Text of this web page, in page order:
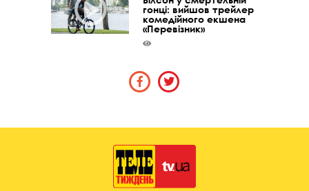
гонці: вийшов трейлер
комедійного екшена
«Перевізник»